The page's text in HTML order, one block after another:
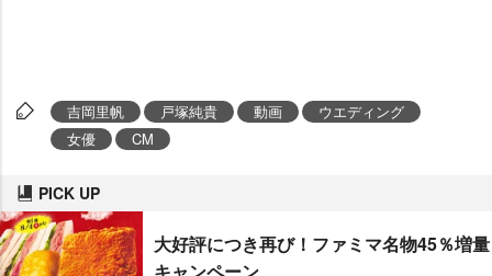
吉岡里帆 戸塚純貴 動画
ウエディング
女優
CM
PICK UP
大好評につき再び！ファミマ名物45％増量